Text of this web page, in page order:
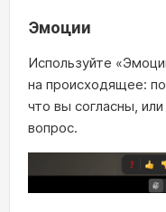
Эмоции
Используйте
на происходящее:
что вы согласны,
вопрос.